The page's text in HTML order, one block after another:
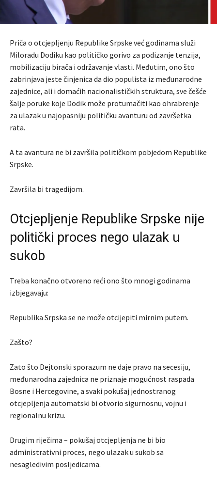
Priča o otcjepljenju Republike Srpske već godinama služi
Miloradu Dodiku kao političko gorivo za podizanje tenzija,
mobilizaciju birača i održavanje vlasti. Međutim, ono što
zabrinjava jeste činjenica da dio populista iz međunarodne
zajednice, ali i domaćih nacionalističkih struktura, sve češće
šalje poruke koje Dodik može protumačiti kao ohrabrenje
za ulazak u najopasniju političku avanturu od završetka
rata.
A ta avantura ne bi završila političkom pobjedom Republike
Srpske.
Završila bi tragedijom.
Otcjepljenje Republike Srpske nije
politički proces nego ulazak u
sukob
Treba konačno otvoreno reći ono što mnogi godinama
izbjegavaju:
Republika Srpska se ne može otcijepiti mirnim putem.
Zašto?
Zato što Dejtonski sporazum ne daje pravo na secesiju,
međunarodna zajednica ne priznaje mogućnost raspada
Bosne i Hercegovine, a svaki pokušaj jednostranog
otcjepljenja automatski bi otvorio sigurnosnu, vojnu i
regionalnu krizu.
Drugim riječima – pokušaj otcjepljenja ne bi bio
administrativni proces, nego ulazak u sukob sa
nesagledivim posljedicama.